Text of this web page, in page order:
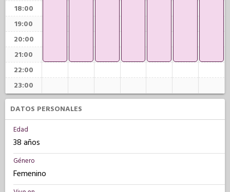
18:00
19:00
20:00
21:00
22:00
23:00
DATOS PERSONALES
Edad
38 años
Género
Femenino